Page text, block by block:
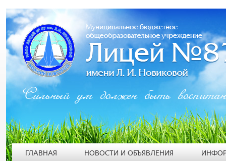
Сильный ум должен быть
ГЛАВНАЯ НОВОСТИ И ОБЪЯВЛЕНИЯ